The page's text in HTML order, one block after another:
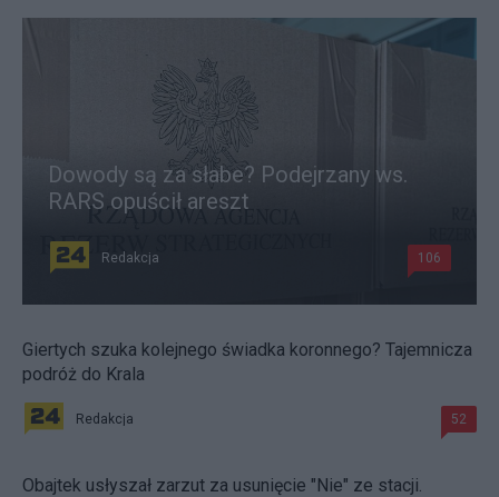
Dowody są za słabe? Podejrzany ws.
RARS opuścił areszt
Redakcja 106
Giertych szuka kolejnego świadka koronnego? Tajemnicza
podróż do Krala
Redakcja 52
Obajtek usłyszał zarzut za usunięcie "Nie" ze stacji.